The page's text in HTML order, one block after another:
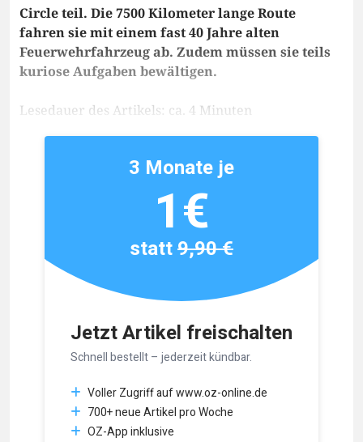
Circle teil. Die 7500 Kilometer lange Route
fahren sie mit einem fast 40 Jahre alten
Feuerwehrfahrzeug ab. Zudem müssen sie teils
kuriose Aufgaben bewältigen.
Lesedauer des Artikels: ca. 4 Minuten
Jetzt Artikel freischalten
Schnell bestellt – jederzeit kündbar.
Voller Zugriff auf www.oz-online.de
700+ neue Artikel pro Woche
OZ-App inklusive
3 Monate je
1€
statt9,90 €